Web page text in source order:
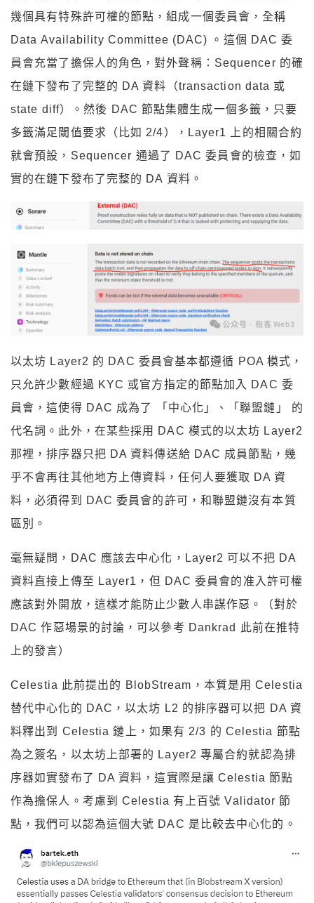
幾個具有特殊許可權的節點，組成一個委員會，全稱
Data Availability Committee (DAC) 。這個 DAC 委
員會充當了擔保人的角色，對外聲稱：Sequencer 的確
在鏈下發布了完整的 DA 資料（transaction data 或
state diff）。然後 DAC 節點集體生成一個多籤，只要
多籤滿足閾值要求（比如 2/4），Layer1 上的相關合約
就會預設，Sequencer 通過了 DAC 委員會的檢查，如
實的在鏈下發布了完整的 DA 資料。
以太坊 Layer2 的 DAC 委員會基本都遵循 POA 模式，
只允許少數經過 KYC 或官方指定的節點加入 DAC 委
員會，這使得 DAC 成為了 「中心化」、「聯盟鏈」 的
代名詞。此外，在某些採用 DAC 模式的以太坊 Layer2
那裡，排序器只把 DA 資料傳送給 DAC 成員節點，幾
乎不會再往其他地方上傳資料，任何人要獲取 DA 資
料，必須得到 DAC 委員會的許可，和聯盟鏈沒有本質
區別。
毫無疑問，DAC 應該去中心化，Layer2 可以不把 DA
資料直接上傳至 Layer1，但 DAC 委員會的准入許可權
應該對外開放，這樣才能防止少數人串謀作惡。（對於
DAC 作惡場景的討論，可以參考 Dankrad 此前在推特
上的發言）
Celestia 此前提出的 BlobStream，本質是用 Celestia
替代中心化的 DAC，以太坊 L2 的排序器可以把 DA 資
料釋出到 Celestia 鏈上，如果有 2/3 的 Celestia 節點
為之簽名，以太坊上部署的 Layer2 專屬合約就認為排
序器如實發布了 DA 資料，這實際是讓 Celestia 節點
作為擔保人。考慮到 Celestia 有上百號 Validator 節
點，我們可以認為這個大號 DAC 是比較去中心化的。